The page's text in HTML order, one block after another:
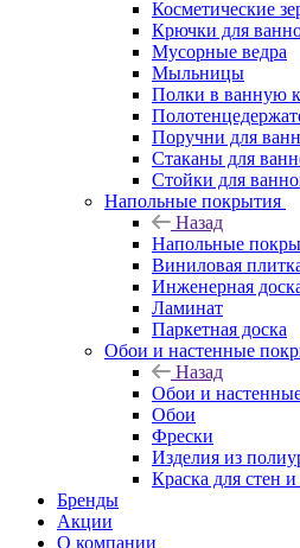
Косметические
Крючки для
Мусорные ведра
Мыльницы
Полки в ванную
Поручни для
Стаканы для
Стойки для
Напольные покрытия
Назад
Напольные
Виниловая
Инженерная
Ламинат
Паркетная доска
Обои и настенные
Назад
Обои и
Обои
Фрески
Изделия из
Краска для стен
Бренды
Акции
О компании